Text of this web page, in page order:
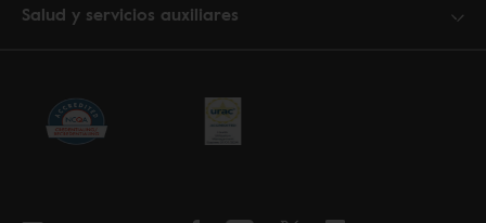
Salud y servicios auxiliares